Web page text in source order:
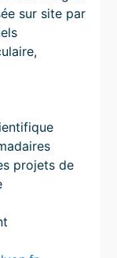
sur site par
projets de